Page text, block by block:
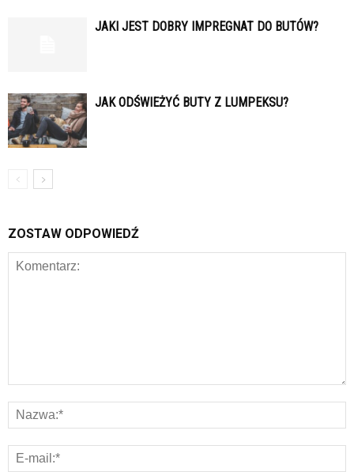
JAKI JEST DOBRY IMPREGNAT DO BUTÓW?
JAK ODŚWIEŻYĆ BUTY Z LUMPEKSU?
ZOSTAW ODPOWIEDŹ